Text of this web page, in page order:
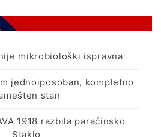
mikrobiološki ispravna
jednoiposoban, kompletno
stan
1918 razbila paraćinsko
Staklo